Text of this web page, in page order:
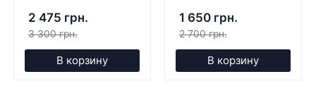
2 475 грн.
3 300 грн.
В корзину
1 650 грн.
2 700 грн.
В корзину